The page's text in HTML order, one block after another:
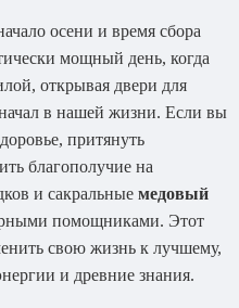
осени и время сбора
мощный день, когда
открывая двери для
в нашей жизни. Если вы
притянуть
благополучие на
и сакральные медовый
помощниками. Этот
свою жизнь к лучшему,
и древние знания.